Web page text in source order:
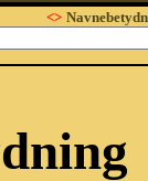
<>